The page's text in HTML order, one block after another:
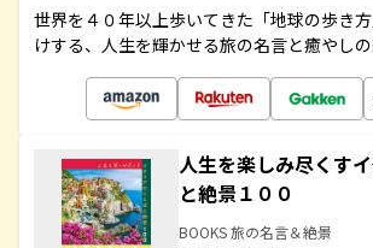
世界を４０年以上歩いてきた「地球の歩き
けする、人生を輝かせる旅の名言と癒やし
人生を楽しみ尽くす
と絶景１００
BOOKS 旅の名言＆絶景